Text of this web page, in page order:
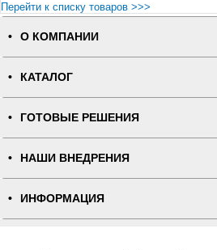
Перейти к списку товаров >>>
О КОМПАНИИ
КАТАЛОГ
ГОТОВЫЕ РЕШЕНИЯ
НАШИ ВНЕДРЕНИЯ
ИНФОРМАЦИЯ